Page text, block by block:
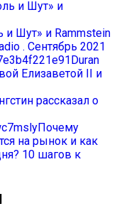
и Шут» и Rammstein
. Сентябрь 2021
Duran
Елизаветой II и
рассказал о
Почему
на рынок и как
10 шагов к